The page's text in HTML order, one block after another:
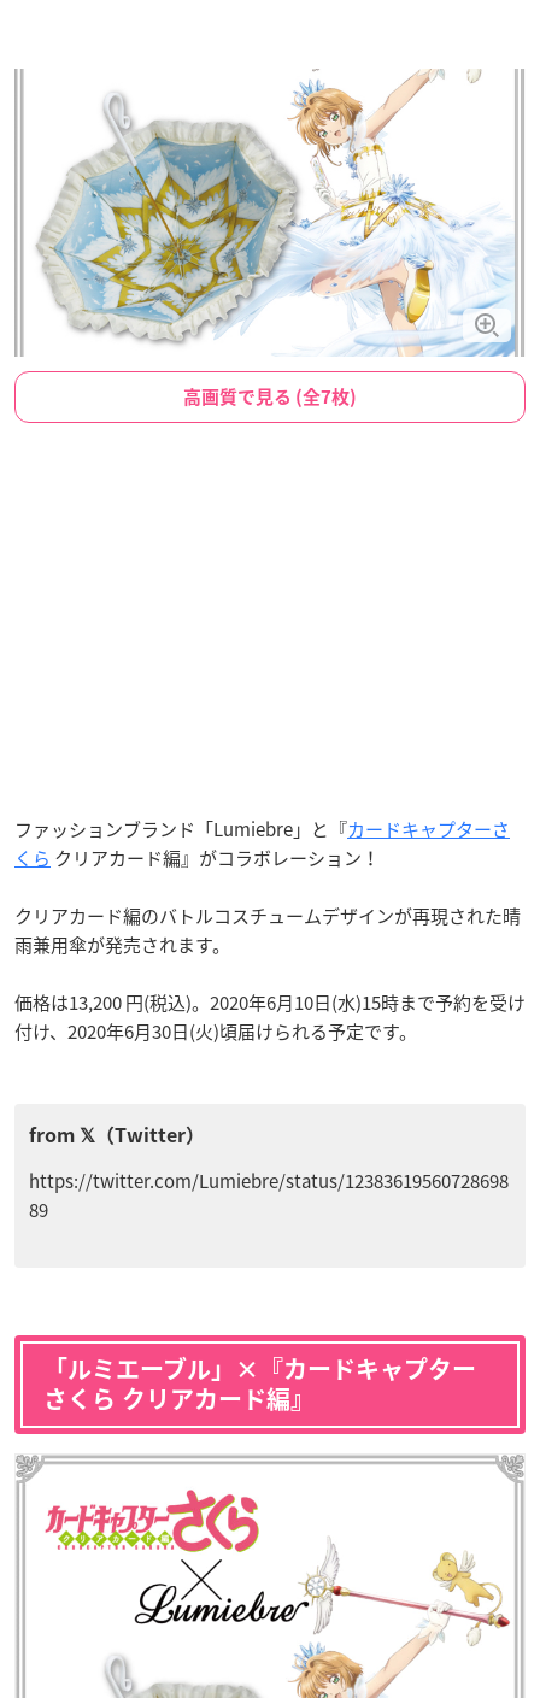
高画質で見る (全7枚)
ファッションブランド「Lumiebre」と『カードキャプターさ
くら クリアカード編』がコラボレーション！
クリアカード編のバトルコスチュームデザインが再現された晴
雨兼用傘が発売されます。
価格は13,200 円(税込)。2020年6月10日(水)15時まで予約を受け
付け、2020年6月30日(火)頃届けられる予定です。
https://twitter.com/Lumiebre/status/12383619560728698
89
「ルミエーブル」×『カードキャプター
さくら クリアカード編』